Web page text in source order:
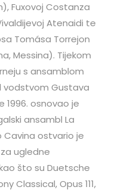
Fuxovoj Costanza
Atenaidi te
Tomása Torrejon
Messina). Tijekom
s ansamblom
vodstvom Gustava
1996. osnovao je
ansambl La
Cavina ostvario je
ugledne
što su Duetsche
Classical, Opus 111,